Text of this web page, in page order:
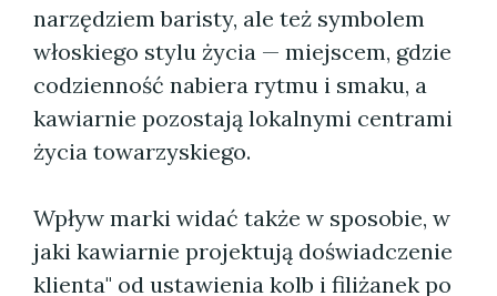
narzędziem baristy, ale też symbolem
włoskiego stylu życia — miejscem, gdzie
codzienność nabiera rytmu i smaku, a
kawiarnie pozostają lokalnymi centrami
życia towarzyskiego.
Wpływ marki widać także w sposobie, w
jaki kawiarnie projektują doświadczenie
klienta" od ustawienia kolb i filiżanek po